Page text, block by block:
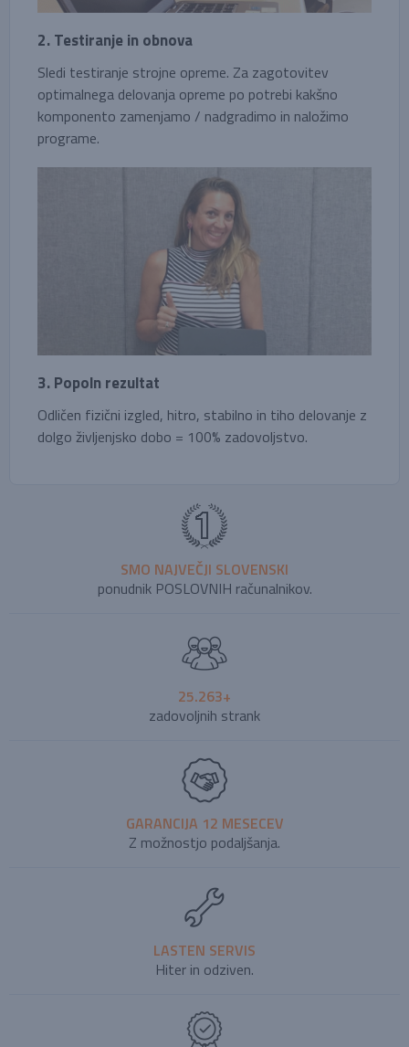
2. Testiranje in obnova
Sledi testiranje strojne opreme. Za zagotovitev
optimalnega delovanja opreme po potrebi kakšno
komponento zamenjamo / nadgradimo in naložimo
programe.
3. Popoln rezultat
Odličen fizični izgled, hitro, stabilno in tiho delovanje z
dolgo življenjsko dobo = 100% zadovoljstvo.
SMO NAJVEČJI SLOVENSKI
ponudnik POSLOVNIH računalnikov.
25.263+
zadovoljnih strank
GARANCIJA 12 MESECEV
Z možnostjo podaljšanja.
LASTEN SERVIS
Hiter in odziven.